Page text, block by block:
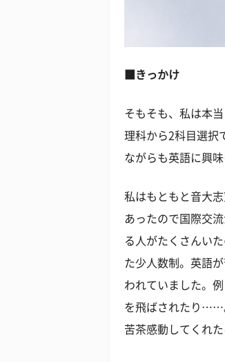
■きっかけ
そもそも、私は本
理科から2科目選択
ながらも英語に興
私はもともと音大
あったので国際交
る人がたくさんい
た少人数制。英語
われていました。
を飛ばされたり……
苦茶感動してくれた